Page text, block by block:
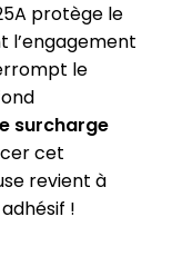
protège le
l’engagement
le
surcharge
cet
revient à
!